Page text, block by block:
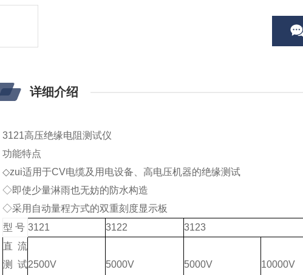
详细介绍
3121高压绝缘电阻测试仪
功能特点
◇zui适用于CV电缆及用电设备、高电压机器的绝缘测试
◇即使少量淋雨也无妨的防水构造
◇采用自动量程方式的双重刻度显示板
型 号 3121 3122
3123
直流
测试2500V 5000V 5000V 10000V